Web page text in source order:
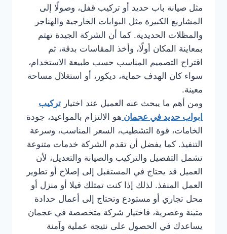
مثل صيانة باب حديد أو تركيب قفل، وصولًا إلى
المشاريع الكبيرة مثل البوابات الخارجية والهناجر
والمظلات الحديدية. كما أن الشركة الجيدة تهتم
بمعاينة المكان أولًا، وأخذ المقاسات بدقة، ثم
اقتراح التصميم المناسب حسب طبيعة الاستخدام،
سواء كان الهدف حماية، ديكور، أو استغلال مساحة
معينة.
ومن أهم ما يبحث عنه العميل عند اختيار تركيب
ابواب حديد في عجمان هو الالتزام بالمواعيد، جودة
الخامات، قوة التشطيب، السعر المناسب، وسرعة
التنفيذ. كما يفضل أن تقدم الشركة خدمات متنوعة
تشمل التفصيل والتركيب والصيانة والتعديل، لأن
العميل قد يحتاج في المستقبل إلى إصلاح أو تطوير
العمل المنفذ. لذلك إذا كنت تمتلك فيلا أو منزل أو
محل تجاري أو مستودع وتحتاج إلى أعمال حدادة
متينة وعصرية، فاختيار شركة متخصصة في عجمان
يساعدك في الحصول على نتيجة عملية وآمنة